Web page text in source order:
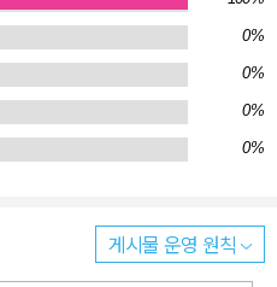
물은 영화사나 광고사에서 스토
구조를 그리는 경우 등 다양한
습니다. -------------------------
확보를 위한 미드저니 최신
미터, 니지저니 최신 버전 V6 반
니메이션에 특화된 ‘니지저
점도 빼놓지 않았습니다. 가장 최
0%
0%
0%
0%
게시물 운영 원칙